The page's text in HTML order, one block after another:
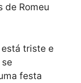
de Romeu
triste e
festa